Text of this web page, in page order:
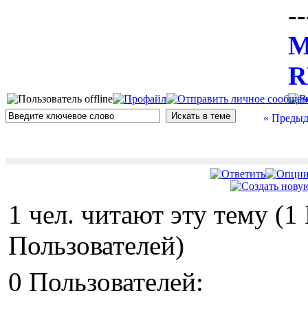
«
1 чел. читают эту тему
Пользователей)
0 Пользователей: